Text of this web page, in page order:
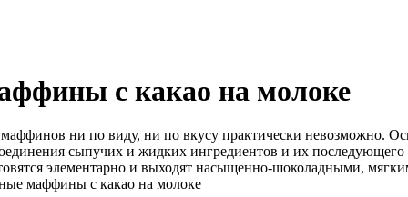
с какао на молоке
ни по виду, ни по вкусу практически невозможно.
соединения сыпучих и жидких ингредиентов и их
элементарно и выходят насыщенно-шоколадными,
маффины с какао на молоке